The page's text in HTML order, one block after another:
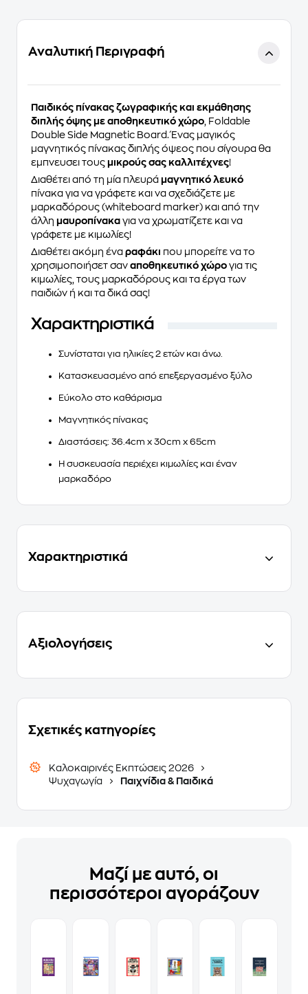
Αναλυτική Περιγραφή
Παιδικός πίνακας ζωγραφικής και εκμάθησης
διπλής όψης με αποθηκευτικό χώρο , Foldable
Double Side Magnetic Board. Ένας μαγικός
μαγνητικός πίνακας διπλής όψεος που σίγουρα θα
εμπνευσει τους μικρούς σας καλλιτέχνες!
Διαθέτει από τη μία πλευρά μαγνητικό λευκό
πίνακα για να γράφετε και να σχεδιάζετε με
μαρκαδόρους (whiteboard marker) και από την
άλλη μαυροπίνακα για να χρωματίζετε και να
γράφετε με κιμωλίες!
Διαθέτει ακόμη ένα ραφάκι που μπορείτε να το
χρησιμοποιήσετ σαν αποθηκευτικό χώρο για τις
κιμωλίες, τους μαρκαδόρους και τα έργα των
παιδιών ή και τα δικά σας!
Χαρακτηριστικά
Συνίσταται για ηλικίες 2 ετών και άνω.
Κατασκευασμένο από επεξεργασμένο ξύλο
Εύκολο στο καθάρισμα
Μαγνητικός πίνακας
Διαστάσεις: 36.4cm x 30cm x 65cm
Η συσκευασία περιέχει κιμωλίες και έναν
μαρκαδόρο
Χαρακτηριστικά
Αξιολογήσεις
Σχετικές κατηγορίες
Καλοκαιρινές Εκπτώσεις 2026
Ψυχαγωγία
Παιχνίδια & Παιδικά
Μαζί με αυτό, οι
περισσότεροι αγοράζουν